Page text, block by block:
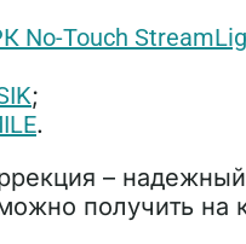
No-Touch
;
.
–
получить на